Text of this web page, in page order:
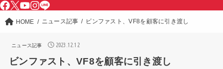
HOME ニュース記事 ビンファスト、VF8を顧客に引き渡し
ニュース記事 2023.12.12
ビンファスト、VF8を顧客に引き渡し